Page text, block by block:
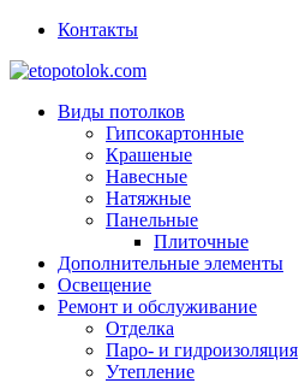
Контакты
Виды потолков
Гипсокартонные
Крашеные
Навесные
Натяжные
Панельные
Плиточные
Дополнительные элементы
Освещение
Ремонт и обслуживание
Отделка
Паро- и гидроизоляция
Утепление